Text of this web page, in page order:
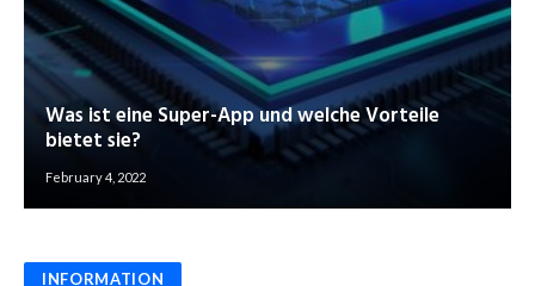
Was ist eine Super-App und welche Vorteile
bietet sie?
February 4, 2022
INFORMATION